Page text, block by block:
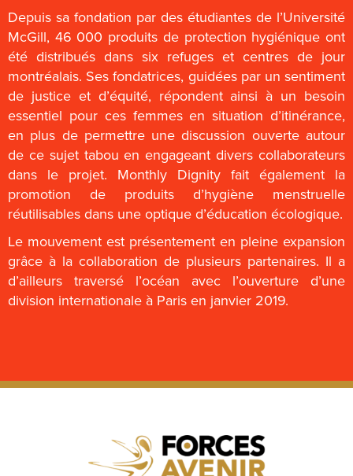
Depuis sa fondation par des étudiantes de l’Université
McGill, 46 000 produits de protection hygiénique ont
été distribués dans six refuges et centres de jour
montréalais. Ses fondatrices, guidées par un sentiment
de justice et d’équité, répondent ainsi à un besoin
essentiel pour ces femmes en situation d’itinérance,
en plus de permettre une discussion ouverte autour
de ce sujet tabou en engageant divers collaborateurs
dans le projet. Monthly Dignity fait également la
promotion de produits d’hygiène menstruelle
réutilisables dans une optique d’éducation écologique.
Le mouvement est présentement en pleine expansion
grâce à la collaboration de plusieurs partenaires. Il a
d’ailleurs traversé l’océan avec l’ouverture d’une
division internationale à Paris en janvier 2019.